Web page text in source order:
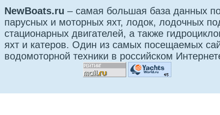
NewBoats.ru – самая большая база данных
парусных и моторных яхт, лодок, лодочных
стационарных двигателей, а также
яхт и катеров. Один из самых посещаемых
водомоторной техники в российском